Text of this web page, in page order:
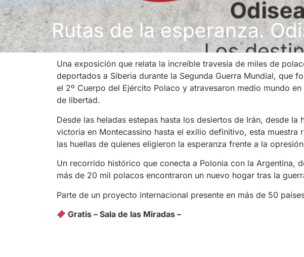
Rutas de la esperanza.
Una exposición que relata la increíble travesía de miles de
deportados a Siberia durante la Segunda Guerra Mundial, que
el 2º Cuerpo del Ejército Polaco y atravesaron medio mundo en
de libertad.
Desde las heladas estepas hasta los desiertos de Irán, desde la
victoria en Montecassino hasta el exilio definitivo, esta muestra
las huellas de quienes eligieron la esperanza frente a la
Un recorrido histórico que conecta a Polonia con la Argentina,
más de 20 mil polacos encontraron un nuevo hogar tras la
Parte de un proyecto internacional presente en más de 50
Gratis – Sala de las Miradas –